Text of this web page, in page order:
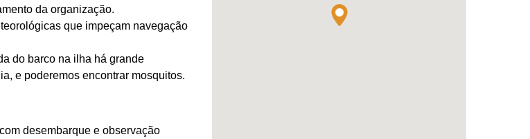
da organização.
que impeçam navegação
do barco na ilha há grande
e poderemos encontrar mosquitos.
desembarque e observação